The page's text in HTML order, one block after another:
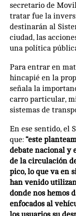
secretario de
tratar fue la
destinarán al
ciudad, las
una política
Para entrar en
hincapié en la
señala la
carro particular,
sistemas de
En ese sentido, el
que: “este
debate nacional y
de la circulación
pico, lo que va en
han venido
donde nos hemos
enfocados al